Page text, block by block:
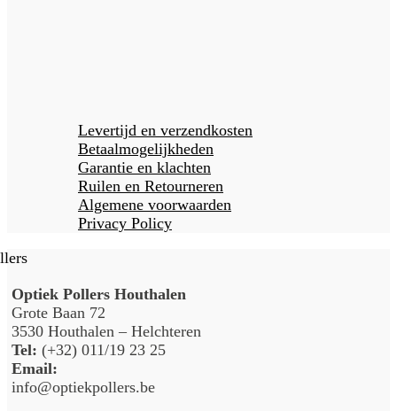
Levertijd en verzendkosten
Betaalmogelijkheden
Garantie en klachten
Ruilen en Retourneren
Algemene voorwaarden
Privacy Policy
Optiek Pollers Houthalen
Grote Baan 72
3530 Houthalen – Helchteren
Tel: (+32) 011/19 23 25
Email:
info@optiekpollers.be